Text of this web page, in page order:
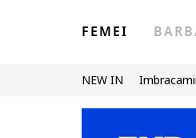
FEMEI
NEW IN